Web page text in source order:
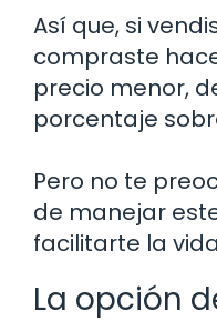
Así que, si
compraste
precio menor,
porcentaje
Pero no te
de manejar
facilitarte la
La opción